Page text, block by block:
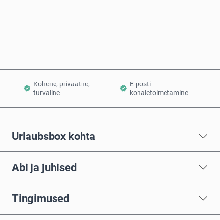
Kohene, privaatne,
turvaline
E-posti
kohaletoimetamine
Urlaubsbox kohta
Abi ja juhised
Tingimused